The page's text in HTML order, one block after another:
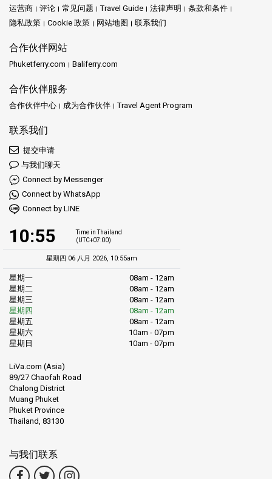
运营商
评论 常见问题 Travel Guide 法律声明
条款和条件
隐私政策
Cookie 政策 网站地图 联系我们
合作伙伴网站
Phuketferry.com Baliferry.com
合作伙伴服务
合作伙伴中心 成为合作伙伴 Travel Agent Program
联系我们
提交申请
与我们聊天
Connect by Messenger
Connect by WhatsApp
Connect by LINE
10:55
Time in Thailand
(UTC+07:00)
星期四 06 八月 2026, 10:55am
星期一
08am - 12am
星期二
08am - 12am
星期三
08am - 12am
星期四
08am - 12am
星期五
08am - 12am
星期六
10am - 07pm
星期日
10am - 07pm
LiVa.com (Asia)
89/27 Chaofah Road
Chalong District
Muang Phuket
Phuket Province
Thailand, 83130
与我们联系